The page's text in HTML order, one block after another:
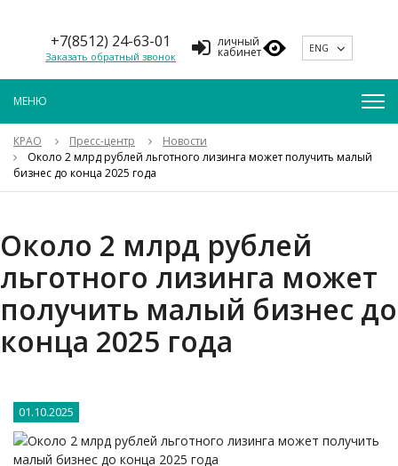
+7(8512) 24-63-01
Заказать обратный звонок
личный
кабинет ENG
КРАО Пресс-центр
Новости
Около 2 млрд рублей льготного лизинга может получить малый
бизнес до конца 2025 года
Около 2 млрд рублей
льготного лизинга может
получить малый бизнес до
конца 2025 года
01.10.2025